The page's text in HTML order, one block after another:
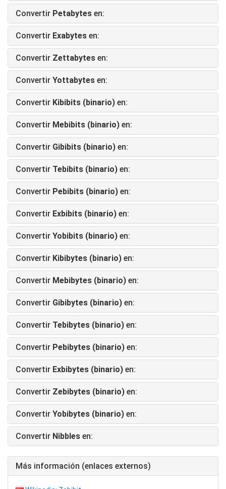
Convertir Petabytes en:
Convertir Exabytes en:
Convertir Zettabytes en:
Convertir Yottabytes en:
Convertir Kibibits (binario) en:
Convertir Mebibits (binario) en:
Convertir Gibibits (binario) en:
Convertir Tebibits (binario) en:
Convertir Pebibits (binario) en:
Convertir Exbibits (binario) en:
Convertir Yobibits (binario) en:
Convertir Kibibytes (binario) en:
Convertir Mebibytes (binario) en:
Convertir Gibibytes (binario) en:
Convertir Tebibytes (binario) en:
Convertir Pebibytes (binario) en:
Convertir Exbibytes (binario) en:
Convertir Zebibytes (binario) en:
Convertir Yobibytes (binario) en:
Convertir Nibbles en:
Más información (enlaces externos)